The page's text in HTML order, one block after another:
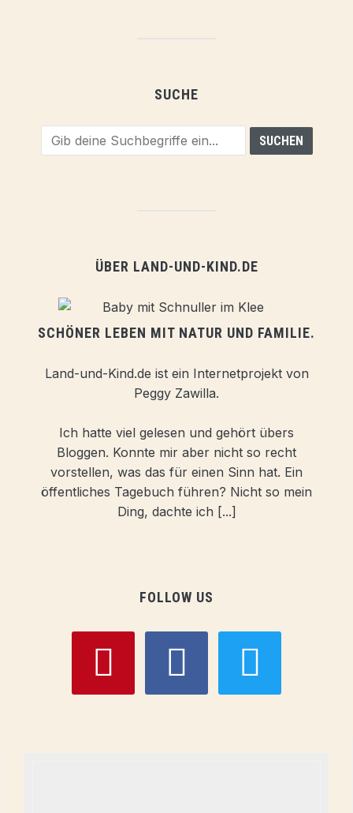
SUCHE
ÜBER LAND-UND-KIND.DE
SCHÖNER LEBEN MIT NATUR UND FAMILIE.
Land-und-Kind.de ist ein Internetprojekt von
Peggy Zawilla.
Ich hatte viel gelesen und gehört übers
Bloggen. Konnte mir aber nicht so recht
vorstellen, was das für einen Sinn hat. Ein
öffentliches Tagebuch führen? Nicht so mein
Ding, dachte ich [...]
FOLLOW US